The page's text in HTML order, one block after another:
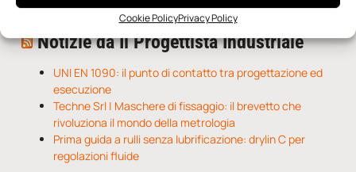
Cookie PolicyPrivacy Policy
Notizie da Il Progettista Industriale
UNI EN 1090: il punto di contatto tra progettazione ed
esecuzione
Techne Srl | Maschere di fissaggio: il brevetto che
rivoluziona il mondo della metrologia
Prima guida a rulli senza lubrificazione: drylin C per
regolazioni fluide